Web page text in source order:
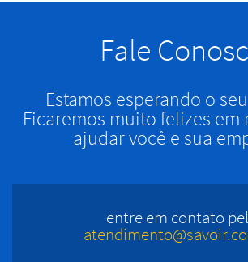
Fale
Estamos esperando o
Ficaremos muito felizes em
ajudar você e sua
entre em contato